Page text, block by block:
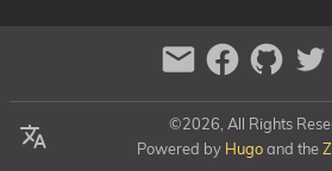
©2026, All Rights
Powered by Hugoand the